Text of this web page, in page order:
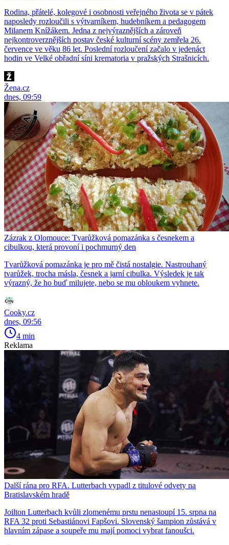
Rodina, přátelé, kolegové i osobnosti veřejného života se v pátek
naposledy rozloučili s výtvarníkem, hudebníkem a pedagogem
Milanem Knížákem. Jedna z nejvýraznějších a zároveň
nejkontroverznějších postav české kulturní scény zemřela 26.
července ve věku 86 let. Poslední rozloučení začalo v jedenáct
hodin ve Velké obřadní síni krematoria v pražských Strašnicích.
Žena.cz
dnes, 09:59
Zázrak z Olomouce: Tvarůžková pomazánka s česnekem a
cibulkou, která provoní i pochmurný den
Tvarůžková pomazánka je pro mě čistá nostalgie. Nastrouhaný
tvarůžek, trocha másla, česnek a jarní cibulka. Výsledek je tak
výrazný, že ho buď milujete, nebo se mu obloukem vyhnete.
Cooky.cz
dnes, 09:56
4 min
Reklama
Další rána pro RFA. Lutterbach vypadl z titulové odvety na
Bratislavském hradě
Joilton Lutterbach kvůli zlomenému prstu nenastoupí 15. srpna na
RFA 32 proti Sebastiánovi Fapšovi. Slovenský šampion zůstává v
hlavním zápase a soupeře mu mají pomoci vybrat fanoušci.